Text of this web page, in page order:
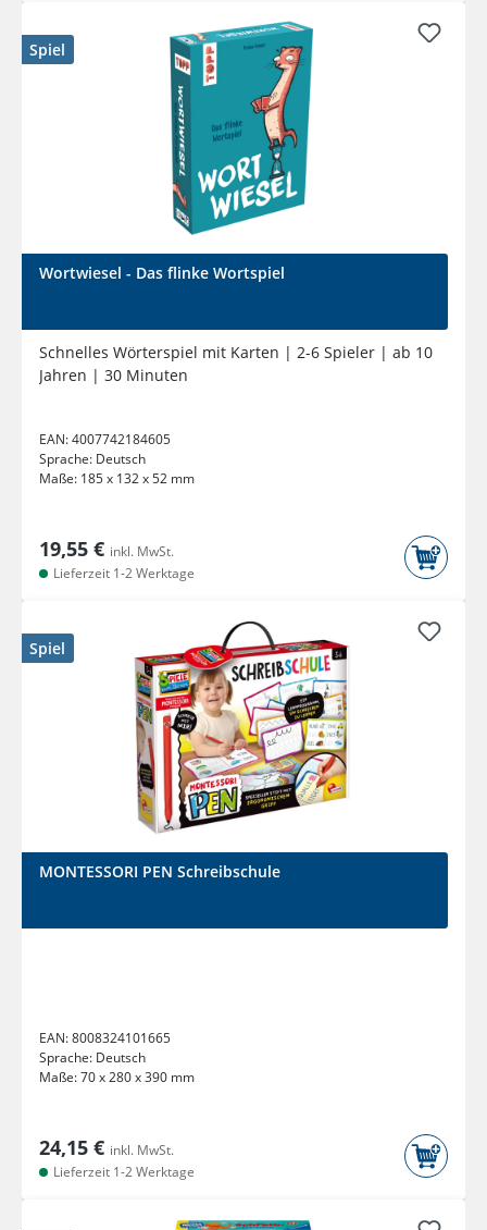
Spiel
Wortwiesel - Das flinke Wortspiel
Schnelles Wörterspiel mit Karten | 2-6 Spieler | ab 10
Jahren | 30 Minuten
EAN:4007742184605
Sprache: Deutsch
Maße: 185 x 132 x 52 mm
19,55 € inkl. MwSt.
Lieferzeit 1-2 Werktage
Spiel
MONTESSORI PEN Schreibschule
EAN:8008324101665
Sprache: Deutsch
Maße:70 x 280 x 390 mm
24,15 € inkl. MwSt.
Lieferzeit 1-2 Werktage